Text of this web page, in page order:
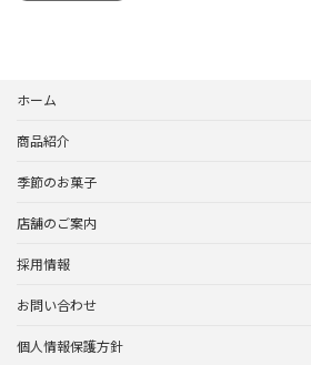
ホーム
商品紹介
季節のお菓子
店舗のご案内
採用情報
お問い合わせ
個人情報保護方針